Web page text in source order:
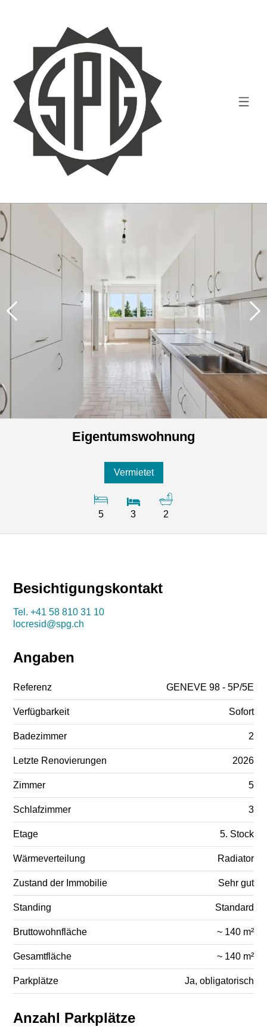
Eigentumswohnung
Vermietet
5 3 2
Besichtigungskontakt
Tel.+41 58 810 31 10
locresid@spg.ch
Angaben
Referenz GENEVE 98 - 5P/5E
Verfügbarkeit Sofort
Badezimmer 2
Letzte Renovierungen 2026
Zimmer 5
Schlafzimmer 3
Etage 5. Stock
Wärmeverteilung Radiator
Zustand der Immobilie Sehr gut
Standing Standard
Bruttowohnfläche ~ 140 m²
Gesamtfläche ~ 140 m²
Parkplätze Ja, obligatorisch
Anzahl Parkplätze